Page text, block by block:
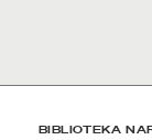
BIBLIOTEKA